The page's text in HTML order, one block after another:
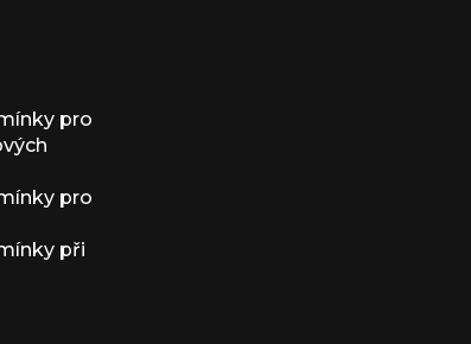
pro
pro
při